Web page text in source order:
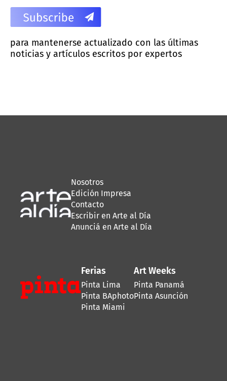
para mantenerse actualizado con las últimas
noticias y artículos escritos por expertos
Nosotros
Edición Impresa
Contacto
Escribir en Arte al Día
Anunciá en Arte al Día
Ferias
Pinta Lima
Pinta BAphoto
Pinta Miami
Art Weeks
Pinta Panamá
Pinta Asunción